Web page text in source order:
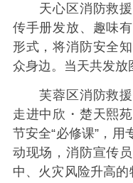
天心区消防救援
传手册发放、趣味
形式，将消防安全
众身边。当天共发放
芙蓉区消防救援
走进中欣・楚天熙
节安全“必修课”，
动现场，消防宣传
中、火灾风险升高的